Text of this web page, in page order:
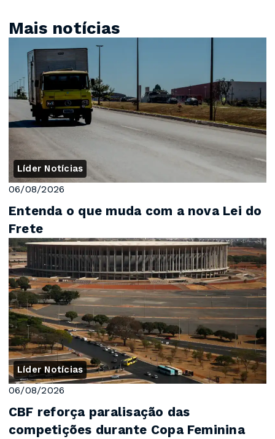
Mais notícias
Líder Notícias
06/08/2026
Entenda o que muda com a nova Lei do
Frete
Líder Notícias
06/08/2026
CBF reforça paralisação das
competições durante Copa Feminina